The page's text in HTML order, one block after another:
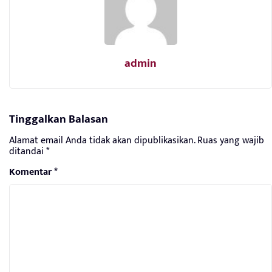
admin
Tinggalkan Balasan
Alamat email Anda tidak akan dipublikasikan.Ruas yang wajib
ditandai*
Komentar*